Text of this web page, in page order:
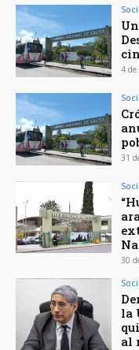
4 de
31
30
la
al